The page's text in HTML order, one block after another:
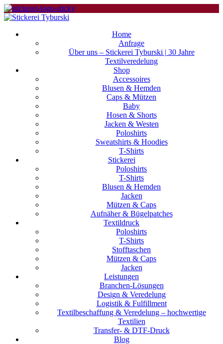
Home
Anfrage
Über uns – Stickerei Tyburski | 30 Jahre
Textilveredelung
Shop
Accessoires
Blusen & Hemden
Caps & Mützen
Baby
Hosen & Shorts
Jacken & Westen
Poloshirts
Sweatshirts & Hoodies
T-Shirts
Stickerei
Poloshirts
T-Shirts
Blusen & Hemden
Jacken
Mützen & Caps
Aufnäher & Bügelpatches
Textildruck
Poloshirts
T-Shirts
Stofftaschen
Mützen & Caps
Jacken
Leistungen
Branchen-Lösungen
Design & Veredelung
Logistik & Fulfillment
Textilbeschaffung & Veredelung – hochwertige
Textilien
Transfer- & DTF-Druck
Blog